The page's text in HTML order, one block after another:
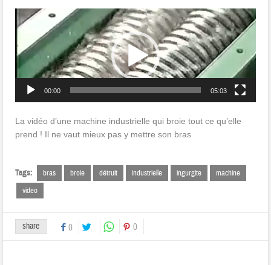
Lecteur
vidéo
00:00 05:03
La vidéo d’une machine industrielle qui broie tout ce qu’elle
prend ! Il ne vaut mieux pas y mettre son bras
Tags: bras broie détruit industrielle ingurgite
machine
video
share 0 0